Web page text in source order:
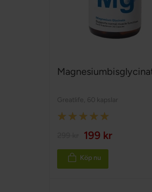
Greatlife 60 kapslar
Rating:
199 kr
Köp nu